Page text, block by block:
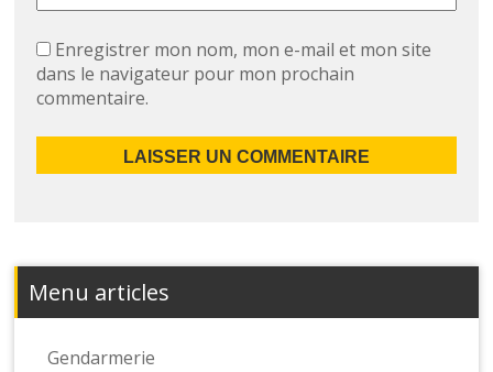
Enregistrer mon nom, mon e-mail et mon site
dans le navigateur pour mon prochain
commentaire.
Menu articles
Gendarmerie